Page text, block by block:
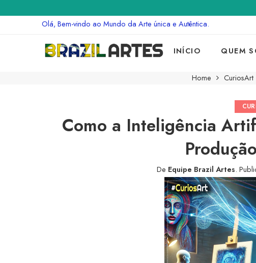
Olá, Bem-vindo ao Mundo da Arte única e Autêntica.
INÍCIO QUEM
Home CuriosArt
Como a Inteligência
De Equipe Brazil Artes.